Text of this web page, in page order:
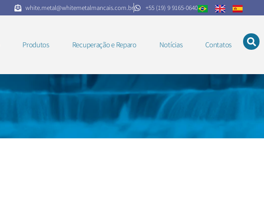
white.metal@whitemetalmancais.com.br +55 (19) 9 9165-0640
Produtos Recuperação e Reparo Notícias Contatos